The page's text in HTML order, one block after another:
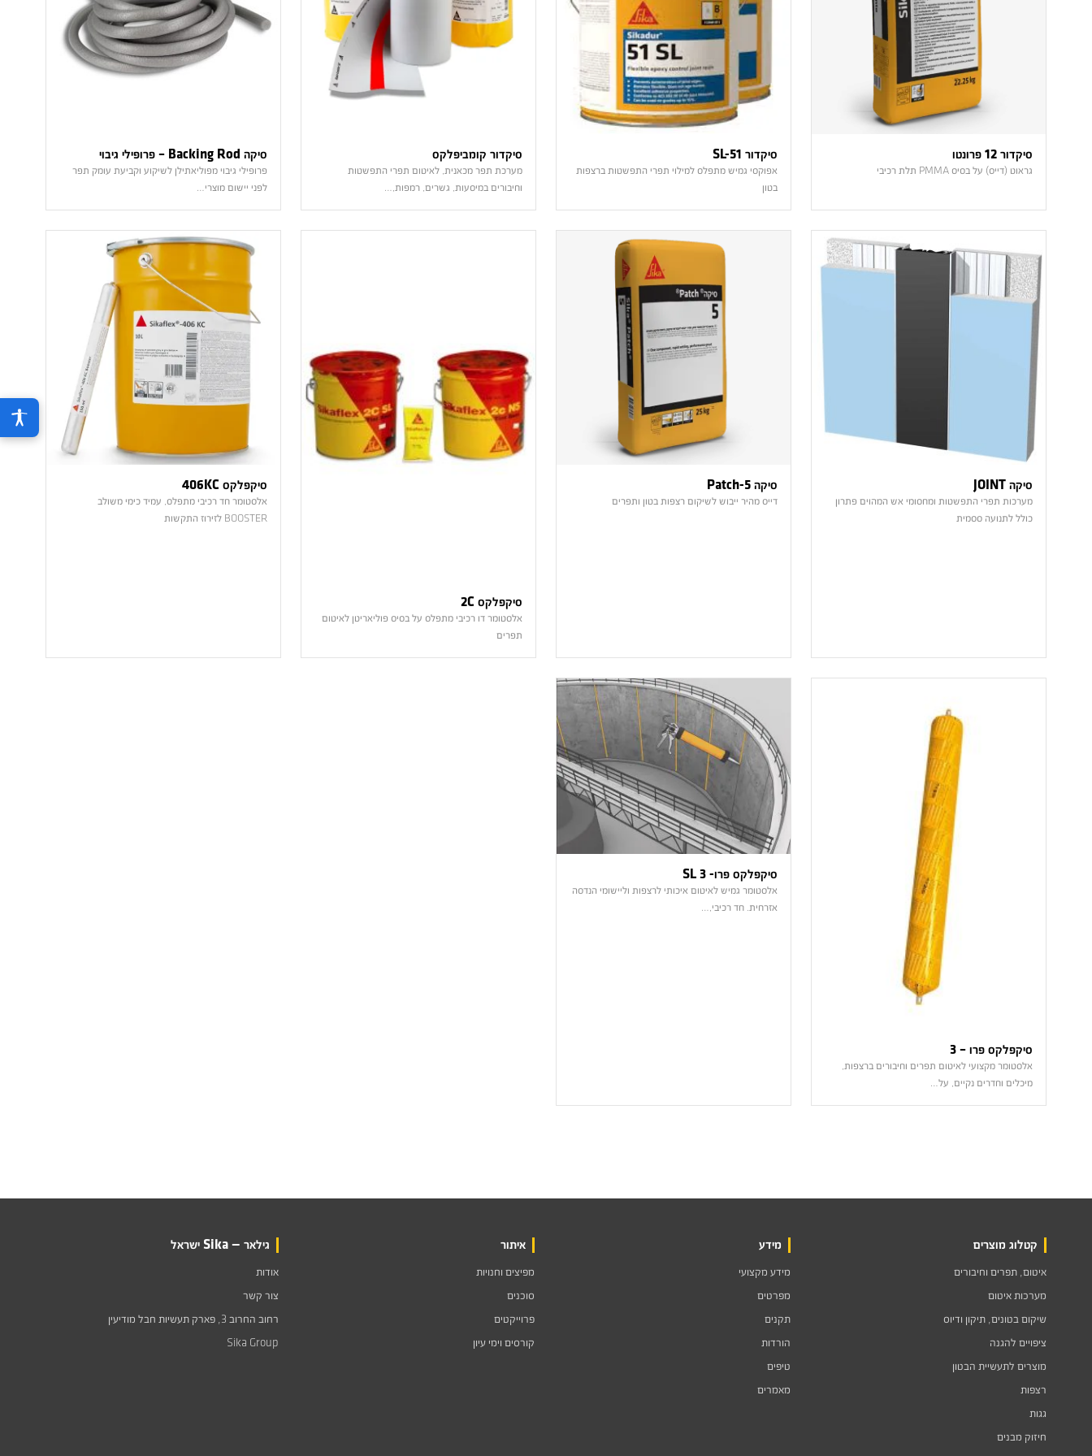
סיקדור 12 פרונטו
גראוט (דייס) על בסיס PMMA תלת רכיבי
סיקדור SL-51
אפוקסי גמיש מתפלס למילוי תפרי התפשטות ברצפות
בטון
סיקדור קומביפלקס
מערכת תפר מכאנית, לאיטום תפרי התפשטות
וחיבורים במיסעות, גשרים, רמפות,…
סיקה Backing Rod – פרופילי גיבוי
פרופילי גיבוי מפוליאתילן לשיקוע וקביעת עומק תפר
לפני יישום מוצרי…
סיקה JOINT
מערכות תפרי התפשטות ומחסומי אש המהוים פתרון
כולל לתנועה ססמית
סיקה Patch-5
דייס מהיר ייבוש לשיקום רצפות בטון ותפרים
סיקפלקס 2C
אלסטומר דו רכיבי מתפלס על בסיס פוליאריטן לאיטום
תפרים
סיקפלקס 406KC
אלסטומר חד רכיבי מתפלס, עמיד כימי משולב
BOOSTER לזירוז התקשות
סיקפלקס פרו – 3
אלסטומר מקצועי לאיטום תפרים וחיבורים ברצפות,
מיכלים וחדרים נקיים, על…
סיקפלקס פרו- 3 SL
אלסטומר גמיש לאיטום איכותי לרצפות וליישומי הנדסה
אזרחית. חד רכיבי,…
קטלוג מוצרים
איטום, תפרים וחיבורים
מערכות איטום
שיקום בטונים, תיקון ודיוס
ציפויים להגנה
מוצרים לתעשיית הבטון
רצפות
גגות
חיזוק מבנים
מידע
מידע מקצועי
מפרטים
תקנים
הורדות
טיפים
מאמרים
איתור
מפיצים וחנויות
סוכנים
פרוייקטים
קורסים וימי עיון
גילאר — Sika ישראל
אודות
צור קשר
רחוב החרוב 3, פארק תעשיות חבל מודיעין
Sika Group